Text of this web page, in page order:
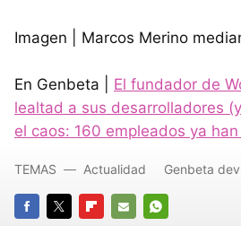
Imagen | Marcos Merino
En Genbeta | El fundador de
lealtad a sus desarrolladores
el caos: 160 empleados ya
TEMAS Actualidad Genbeta dev